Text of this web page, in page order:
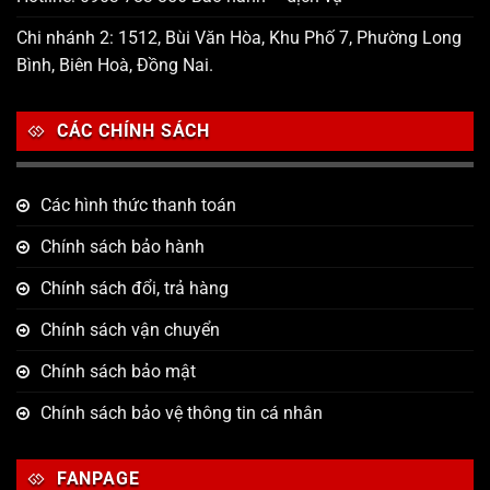
Chi nhánh 2: 1512, Bùi Văn Hòa, Khu Phố 7, Phường Long
Bình, Biên Hoà, Đồng Nai.
CÁC CHÍNH SÁCH
Các hình thức thanh toán
Chính sách bảo hành
Chính sách đổi, trả hàng
Chính sách vận chuyển
Chính sách bảo mật
Chính sách bảo vệ thông tin cá nhân
FANPAGE